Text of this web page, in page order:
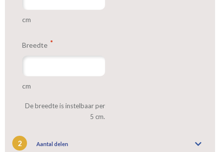
Laat voor aangename verduistering en isolatie de gordijnen
voeren: een verschil van dag en nacht!
cm
Breedte
cm
De breedte is instelbaar per
5 cm.
2 Aantal delen